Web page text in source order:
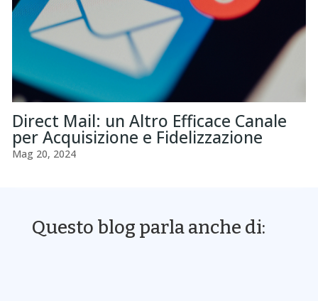
Direct Mail: un Altro Efficace Canale
per Acquisizione e Fidelizzazione
Mag 20, 2024
Questo blog parla anche di: